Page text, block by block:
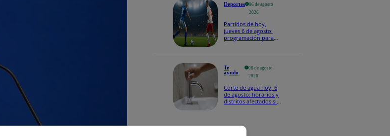
Deportes
06 de agosto
2026
Partidos de hoy,
jueves 6 de agosto:
programación para
Te
ayudo
06 de agosto
2026
Corte de agua hoy, 6
de agosto: horarios y
distritos afectados sin